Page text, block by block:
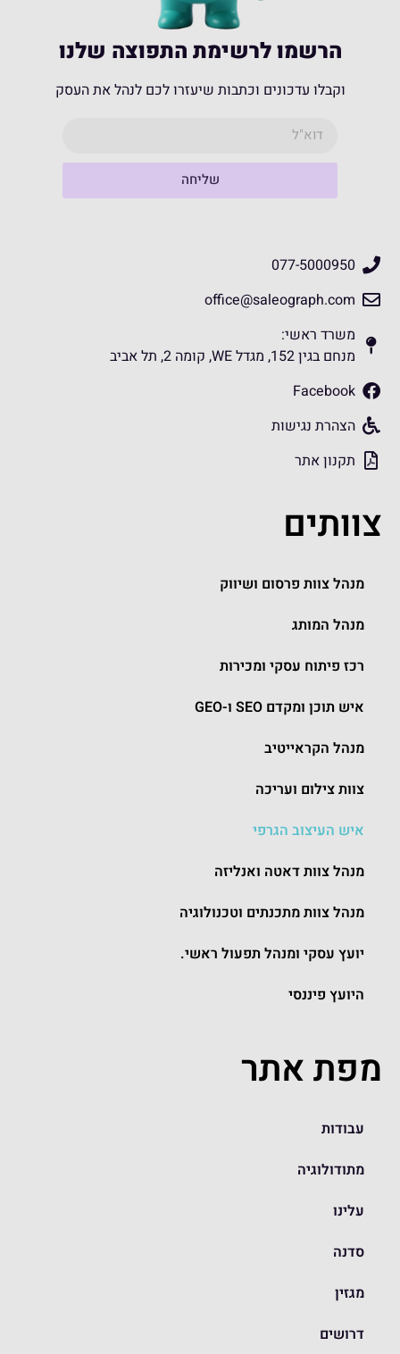
הרשמו לרשימת התפוצה שלנו
וקבלו עדכונים וכתבות שיעזרו לכם לנהל את העסק
שליחה
077-5000950
office@saleograph.com
משרד ראשי:
מנחם בגין 152, מגדל WE, קומה 2, תל אביב
Facebook
הצהרת נגישות
תקנון אתר
צוותים
מנהל צוות פרסום ושיווק
מנהל המותג
רכז פיתוח עסקי ומכירות
איש תוכן ומקדם SEO ו-GEO
מנהל הקראייטיב
צוות צילום ועריכה
איש העיצוב הגרפי
מנהל צוות דאטה ואנליזה
מנהל צוות מתכנתים וטכנולוגיה
יועץ עסקי ומנהל תפעול ראשי.
היועץ פיננסי
מפת אתר
עבודות
מתודולוגיה
עלינו
סדנה
מגזין
דרושים